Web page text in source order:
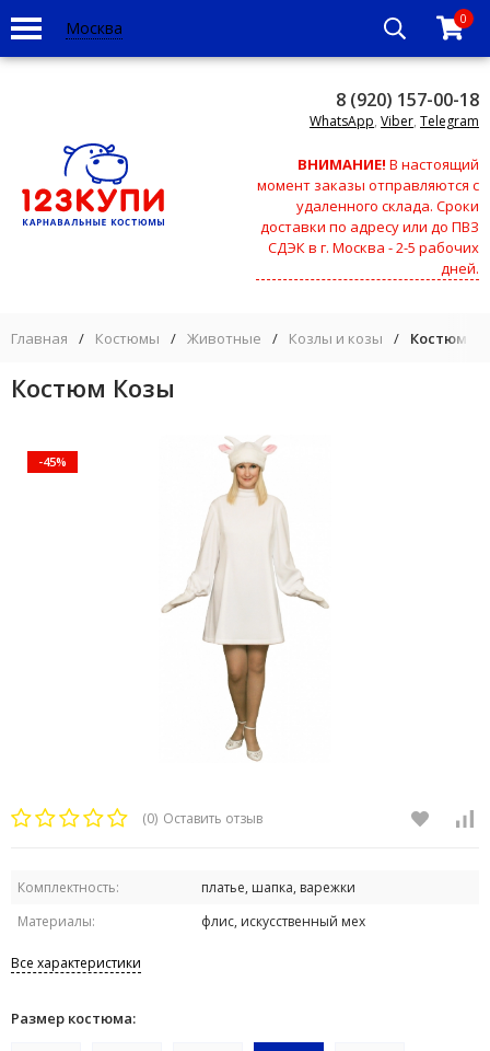
Москва 0
8 (920) 157-00-18
WhatsApp, Viber, Telegram
ВНИМАНИЕ! В настоящий
момент заказы отправляются с
удаленного склада. Сроки
доставки по адресу или до ПВЗ
СДЭК в г. Москва - 2-5 рабочих
дней.
Главная / Костюмы / Животные / Козлы и козы / Костюм
Костюм Козы
-45%
(0) Оставить отзыв
Комплектность:
платье, шапка, варежки
Материалы:
флис, искусственный мех
Все характеристики
Размер костюма: